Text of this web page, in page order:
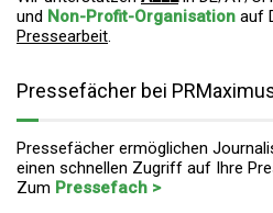
und Non-Profit-Organisation auf
Pressearbeit.
Pressefächer bei
Pressefächer ermöglichen
einen schnellen Zugriff auf Ihre
Zum Pressefach >